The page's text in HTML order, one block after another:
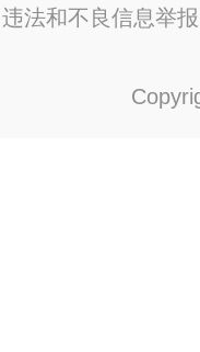
违法和不良信息举